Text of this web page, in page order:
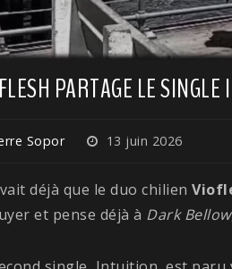
PARTAGE LE
Sopor 13 juin 2026
déjà que le duo chilien
et pense déjà à Dark Bellow